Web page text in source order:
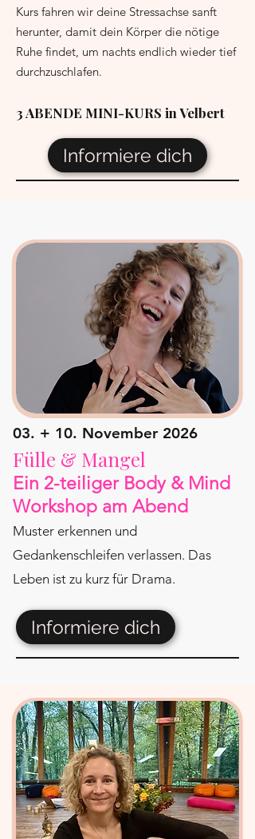
Kurs fahren wir deine Stressachse sanft
herunter, damit dein Körper die nötige
Ruhe findet, um nachts endlich wieder tief
durchzuschlafen.
3 ABENDE MINI-KURS in Velbert
Informiere dich
03. + 10. November 2026
Fülle & Mangel
Ein 2-teiliger Body & Mind
Workshop am Abend
Muster erkennen und
Gedankenschleifen verlassen. Das
Leben ist zu kurz für Drama.
Informiere dich